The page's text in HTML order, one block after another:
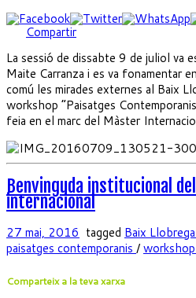
Compartir
La sessió de dissabte 9 de juliol va
Maite Carranza i es va fonamentar
comú les mirades externes al Baix
workshop “Paisatges
feia en el marc del Màster
Benvinguda institucional
internacional
27 mai, 2016 tagged Baix
paisatges contemporanis /
Comparteix a la teva xarxa